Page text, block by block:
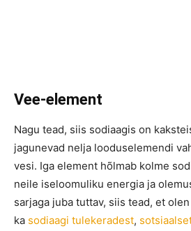
Vee-element
Nagu tead, siis sodiaagis on
jagunevad nelja looduselemendi
vesi. Iga element hõlmab kolme
neile iseloomuliku energia ja
sarjaga juba tuttav, siis tead, et
ka sodiaagi tulekeradest,